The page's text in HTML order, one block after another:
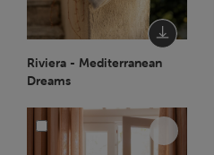
Riviera - Mediterranean
Dreams